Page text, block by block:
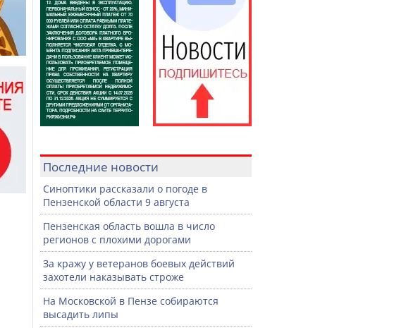
Последние новости
Синоптики рассказали о погоде в
Пензенской области 9 августа
Пензенская область вошла в число
регионов с плохими дорогами
За кражу у ветеранов боевых действий
захотели наказывать строже
На Московской в Пензе собираются
высадить липы